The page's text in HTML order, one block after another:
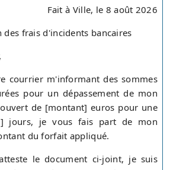
Fait à Ville, le 8 août 2026
des frais d'incidents bancaires
courrier m'informant des sommes
pour un dépassement de mon
de [montant] euros pour une
jours, je vous fais part de mon
du forfait appliqué.
le document ci-joint, je suis